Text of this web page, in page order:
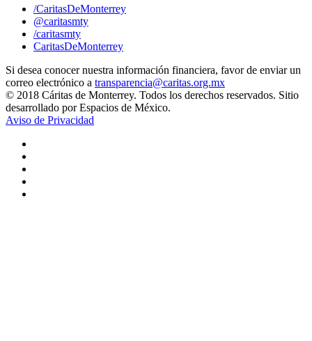
/CaritasDeMonterrey
@caritasmty
/caritasmty
CaritasDeMonterrey
Si desea conocer nuestra información financiera, favor de enviar un
correo electrónico a transparencia@caritas.org.mx
© 2018 Cáritas de Monterrey. Todos los derechos reservados. Sitio
desarrollado por Espacios de México.
Aviso de Privacidad